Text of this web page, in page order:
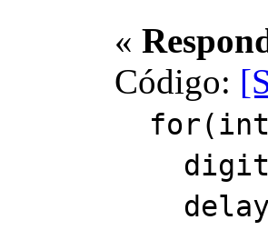
«
Código:
for(int